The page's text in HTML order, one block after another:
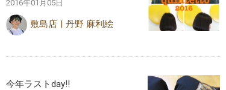
2016年01月05日
敷島店 丹野 麻利絵
今年ラストday‼︎